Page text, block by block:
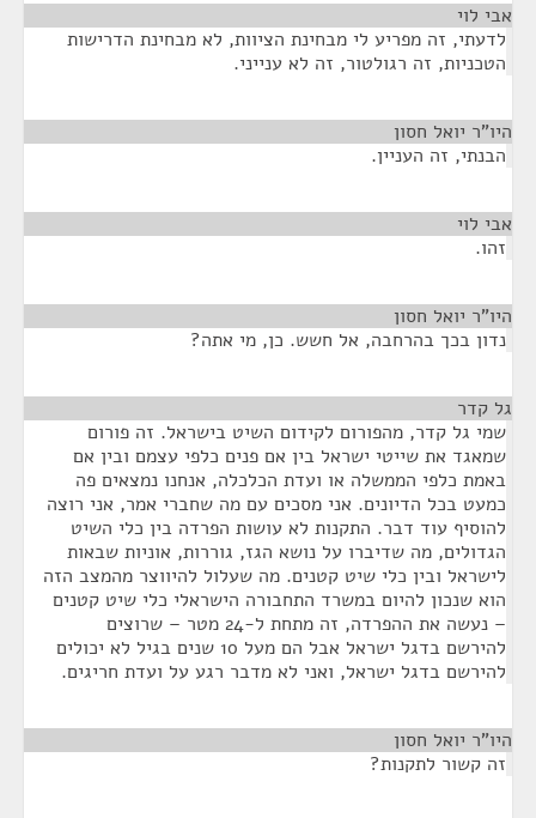
אבי לוי
לדעתי, זה מפריע לי מבחינת הציוות, לא מבחינת הדרישות
הטכניות, זה רגולטור, זה לא ענייני.
היו"ר יואל חסון
הבנתי, זה העניין.
אבי לוי
זהו.
היו"ר יואל חסון
נדון בכך בהרחבה, אל חשש. כן, מי אתה?
גל קדר
שמי גל קדר, מהפורום לקידום השיט בישראל. זה פורום
שמאגד את שייטי ישראל בין אם פנים כלפי עצמם ובין אם
באמת כלפי הממשלה או ועדת הכלכלה, אנחנו נמצאים פה
כמעט בכל הדיונים. אני מסכים עם מה שחברי אמר, אני רוצה
להוסיף עוד דבר. התקנות לא עושות הפרדה בין כלי השיט
הגדולים, מה שדיברו על נושא הגז, גוררות, אוניות שבאות
לישראל ובין כלי שיט קטנים. מה שעלול להיווצר מהמצב הזה
הוא שנכון להיום במשרד התחבורה הישראלי כלי שיט קטנים
– נעשה את ההפרדה, זה מתחת ל-24 מטר – שרוצים
להירשם בדגל ישראל אבל הם מעל 10 שנים בגיל לא יכולים
להירשם בדגל ישראל, ואני לא מדבר רגע על ועדת חריגים.
היו"ר יואל חסון
זה קשור לתקנות?